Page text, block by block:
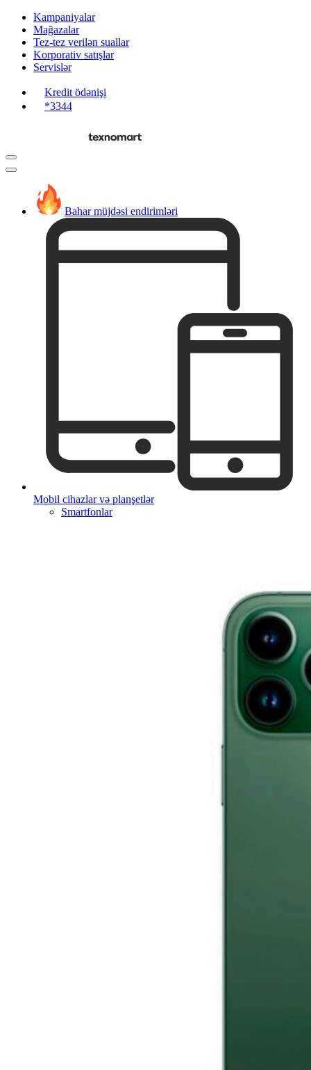
Kampaniyalar
Mağazalar
Tez-tez verilən suallar
Korporativ satışlar
Servislər
Kredit ödənişi
*3344
Bahar müjdəsi endirimləri
Mobil cihazlar və planşetlər
Smartfonlar